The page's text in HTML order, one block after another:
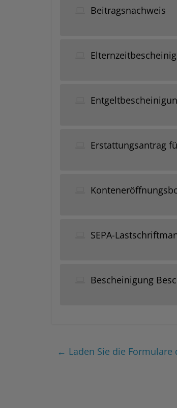
Beitragsnachweis
Erstattungsantrag
SEPA-
Bescheinigung
← Laden Sie die